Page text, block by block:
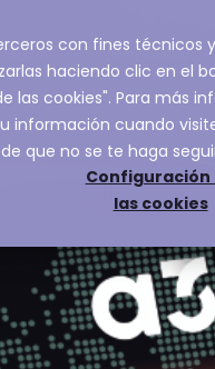
con fines
haciendo clic en el
las cookies". Para más
información cuando
que no se te haga
Configuración
las cookies
Inicio Servicios